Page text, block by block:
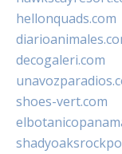
hellonquads.com
decogaleri.com
shoes-vert.com